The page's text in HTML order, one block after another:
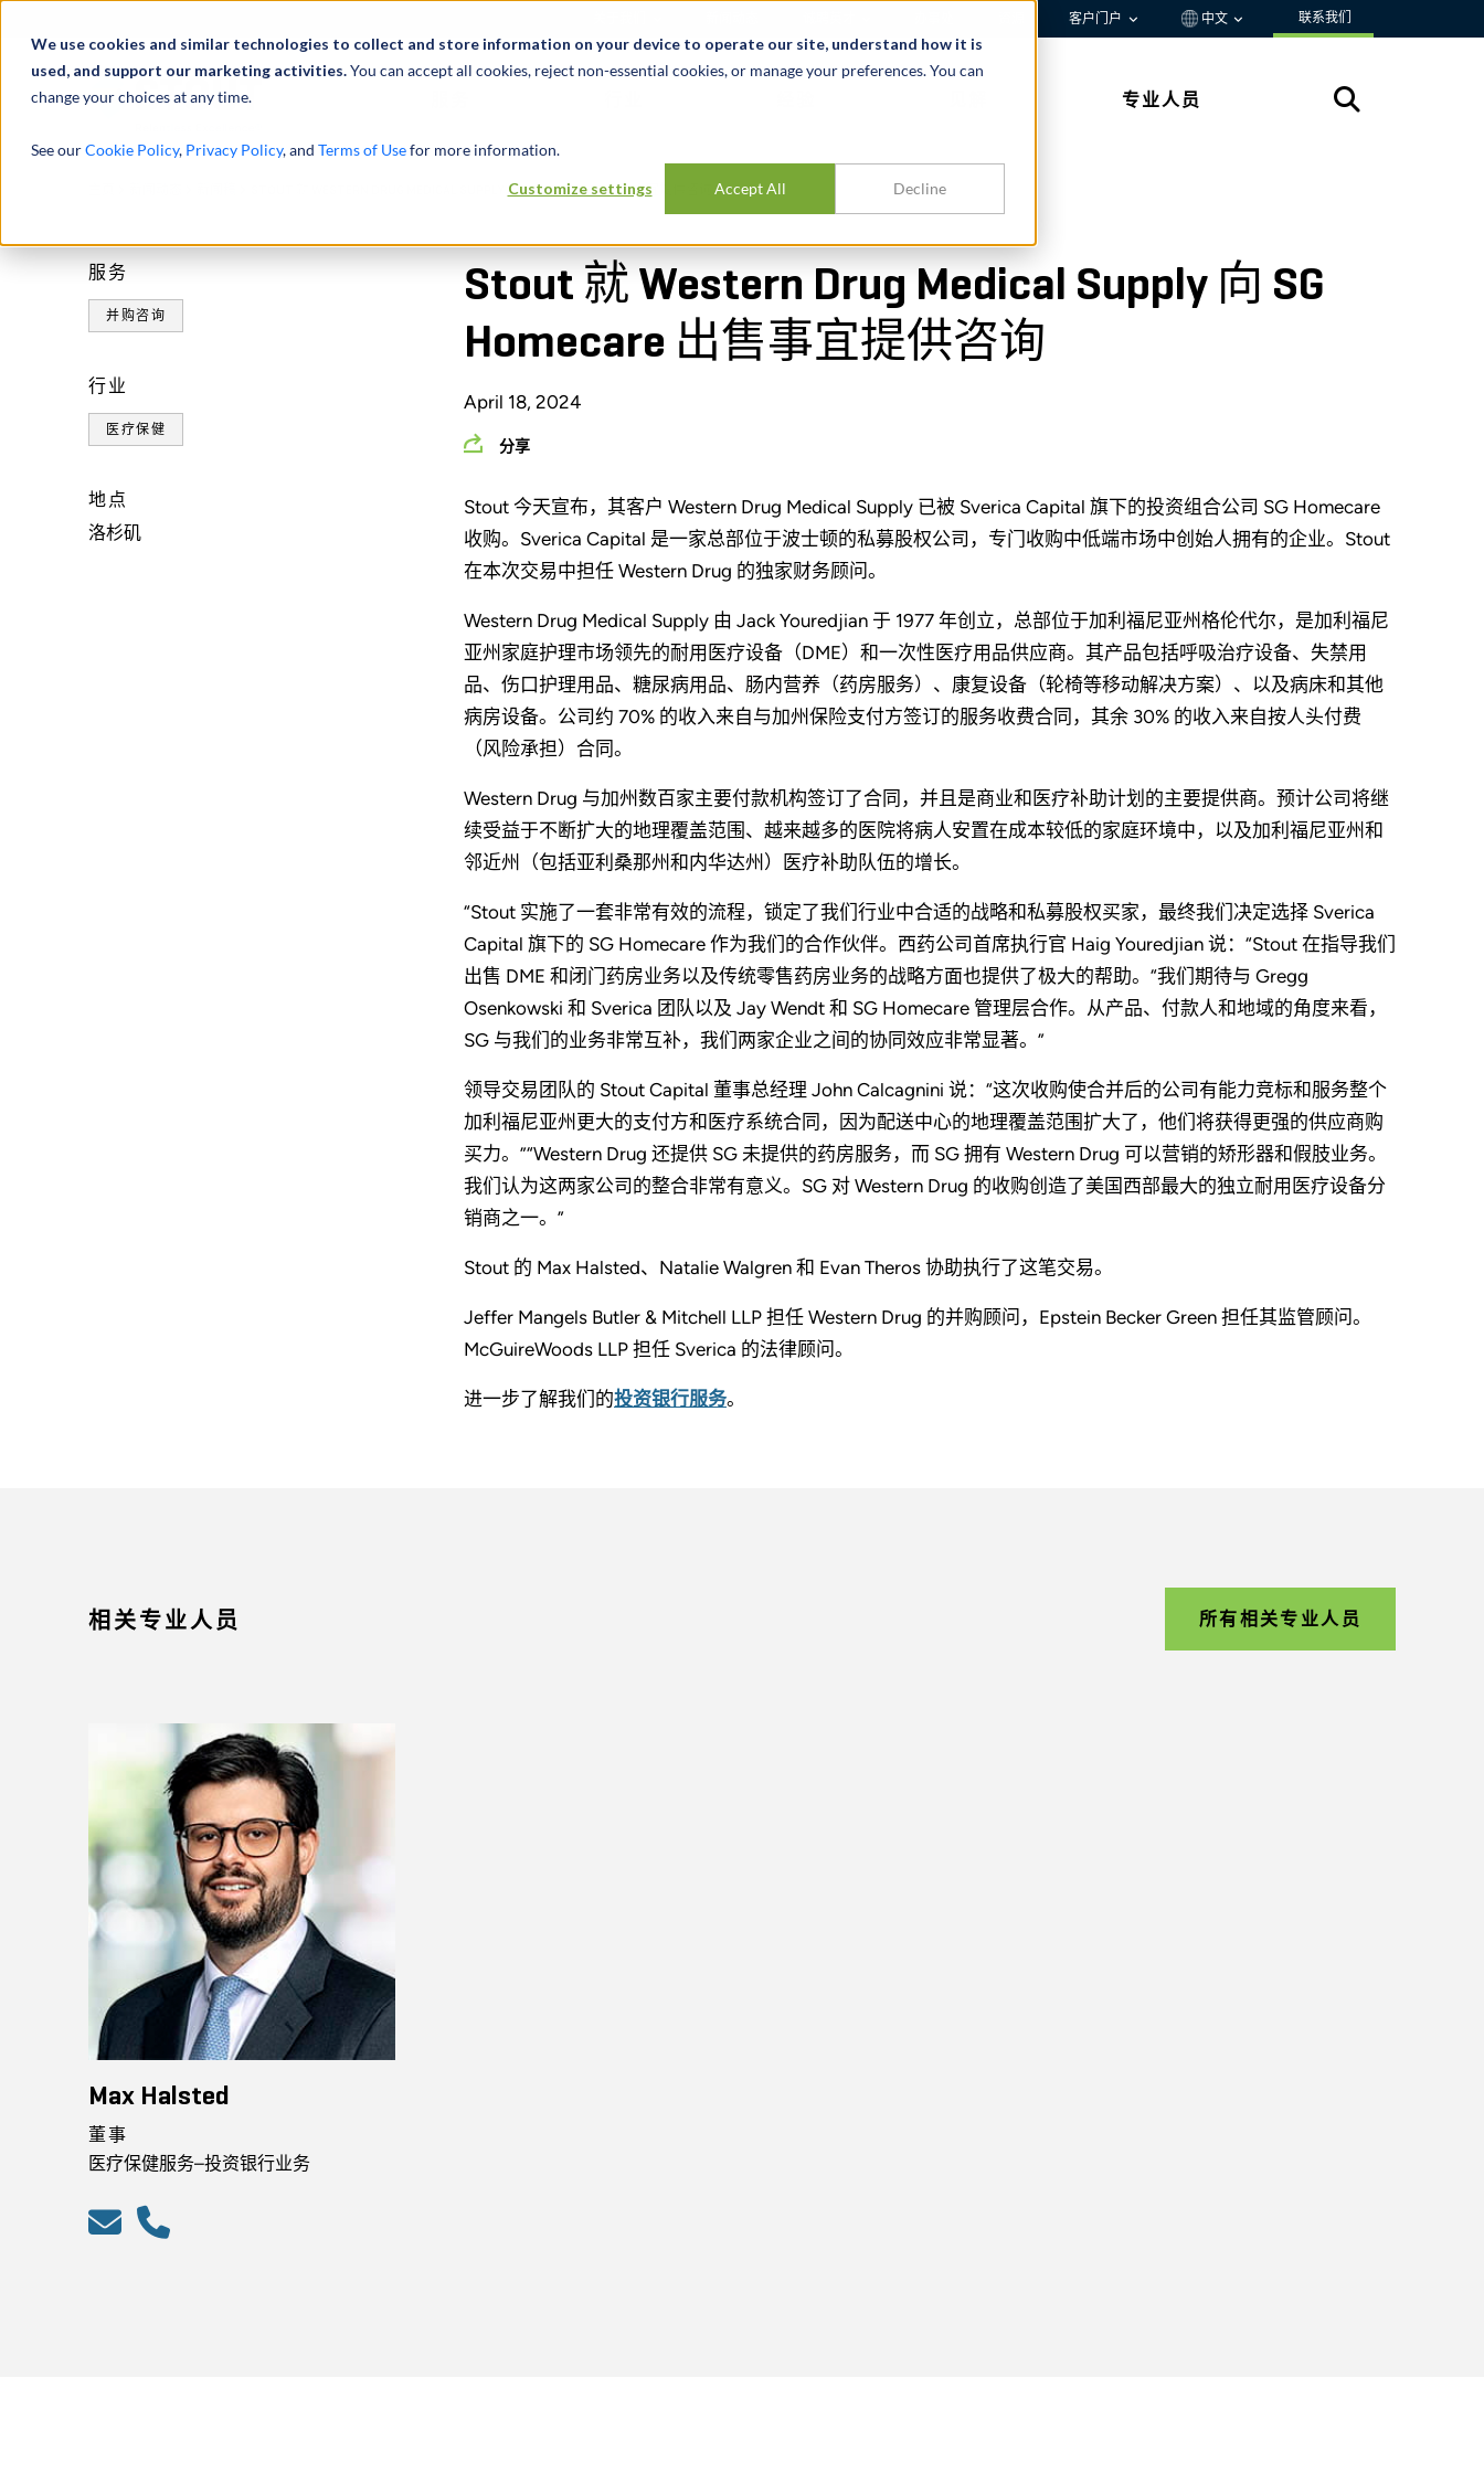
We use cookies and similar technologies to collect and store information on your device to operate our site, understand how it is
used, and support our marketing activities.You can accept all cookies, reject non-essential cookies, or manage your preferences. You can
change your choices at any time.
See ourCookie Policy, Privacy Policy, and Terms of Usefor more information.
Customize settings Accept All Decline
客户门户 中文 联系我们
专业人员
STOUT 就 WESTERN DRUG MEDICAL SUPPLY 向 SG HOMECARE 出售事宜提供咨询
服务
并购咨询
行业
医疗保健
地点
洛杉矶
Stout 就 Western Drug Medical Supply 向 SG
Homecare 出售事宜提供咨询
April 18, 2024
分享
Stout 今天宣布，其客户 Western Drug Medical Supply 已被 Sverica Capital 旗下的投资组合公司 SG Homecare
收购。Sverica Capital 是一家总部位于波士顿的私募股权公司，专门收购中低端市场中创始人拥有的企业。Stout
在本次交易中担任 Western Drug 的独家财务顾问。
Western Drug Medical Supply 由 Jack Youredjian 于 1977 年创立，总部位于加利福尼亚州格伦代尔，是加利福尼
亚州家庭护理市场领先的耐用医疗设备（DME）和一次性医疗用品供应商。其产品包括呼吸治疗设备、失禁用
品、伤口护理用品、糖尿病用品、肠内营养（药房服务）、康复设备（轮椅等移动解决方案）、以及病床和其他
病房设备。公司约 70% 的收入来自与加州保险支付方签订的服务收费合同，其余 30% 的收入来自按人头付费
（风险承担）合同。
Western Drug 与加州数百家主要付款机构签订了合同，并且是商业和医疗补助计划的主要提供商。预计公司将继
续受益于不断扩大的地理覆盖范围、越来越多的医院将病人安置在成本较低的家庭环境中，以及加利福尼亚州和
邻近州（包括亚利桑那州和内华达州）医疗补助队伍的增长。
“Stout 实施了一套非常有效的流程，锁定了我们行业中合适的战略和私募股权买家，最终我们决定选择 Sverica
Capital 旗下的 SG Homecare 作为我们的合作伙伴。西药公司首席执行官 Haig Youredjian 说：“Stout 在指导我们
出售 DME 和闭门药房业务以及传统零售药房业务的战略方面也提供了极大的帮助。“我们期待与 Gregg
Osenkowski 和 Sverica 团队以及 Jay Wendt 和 SG Homecare 管理层合作。从产品、付款人和地域的角度来看，
SG 与我们的业务非常互补，我们两家企业之间的协同效应非常显著。”
领导交易团队的 Stout Capital 董事总经理 John Calcagnini 说：“这次收购使合并后的公司有能力竞标和服务整个
加利福尼亚州更大的支付方和医疗系统合同，因为配送中心的地理覆盖范围扩大了，他们将获得更强的供应商购
买力。”“Western Drug 还提供 SG 未提供的药房服务，而 SG 拥有 Western Drug 可以营销的矫形器和假肢业务。
我们认为这两家公司的整合非常有意义。SG 对 Western Drug 的收购创造了美国西部最大的独立耐用医疗设备分
销商之一。”
Stout 的 Max Halsted、Natalie Walgren 和 Evan Theros 协助执行了这笔交易。
Jeffer Mangels Butler & Mitchell LLP 担任 Western Drug 的并购顾问，Epstein Becker Green 担任其监管顾问。
McGuireWoods LLP 担任 Sverica 的法律顾问。
进一步了解我们的投资银行服务。
相关专业人员 所有相关专业人员
Max Halsted
董事
医疗保健服务–投资银行业务